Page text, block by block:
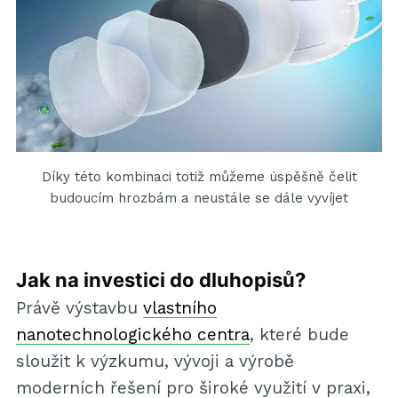
Díky této kombinaci totiž můžeme úspěšně čelit
budoucím hrozbám a neustále se dále vyvíjet
Jak na investici do dluhopisů?
Právě výstavbu vlastního
nanotechnologického centra, které bude
sloužit k výzkumu, vývoji a výrobě
moderních řešení pro široké využití v praxi,